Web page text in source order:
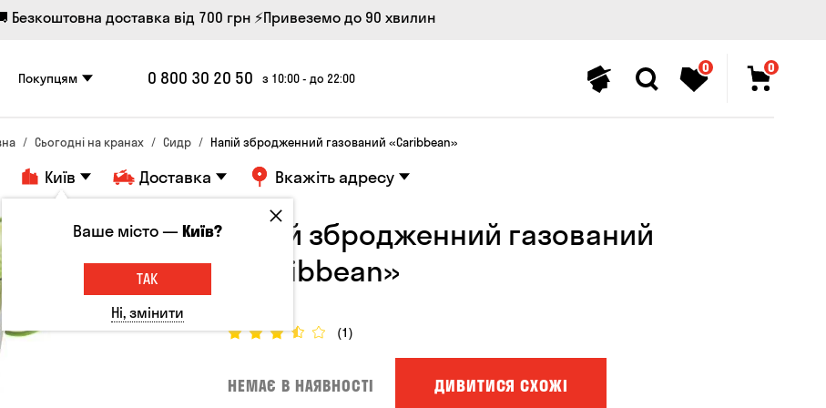
Безкоштовна доставка від 700 грн ⚡Привеземо до 90 хвилин
Покупцям 0 800 30 20 50 з 10:00 - до 22:00
0 0
Сьогодні на кранах Сидр Напій збродженний газований «Caribbean»
Київ Доставка Вкажіть адресу
Напій збродженний газований
«Caribbean»
(1)
НЕМАЄ В НАЯВНОСТІ ДИВИТИСЯ СХОЖІ
Ваше місто —Київ?
ТАК
Ні, змінити